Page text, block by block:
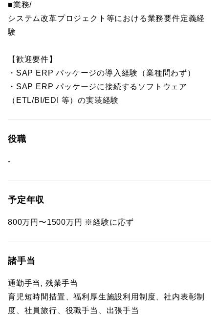
■業務/
システム改革プロジェクト等における業務要件定義経
験
【歓迎要件】
・SAP ERP パッケージの導入経験（業種問わず）
・SAP ERP パッケージに接続するソフトウェア
（ETL/BI/EDI 等）の実装経験
役職
-
予定年収
800万円〜1500万円 ※経験に応ず
諸手当
通勤手当, 残業手当
育児短時間措置、福利厚生施設利用制度、社内表彰制
度、社員旅行、役職手当、出張手当